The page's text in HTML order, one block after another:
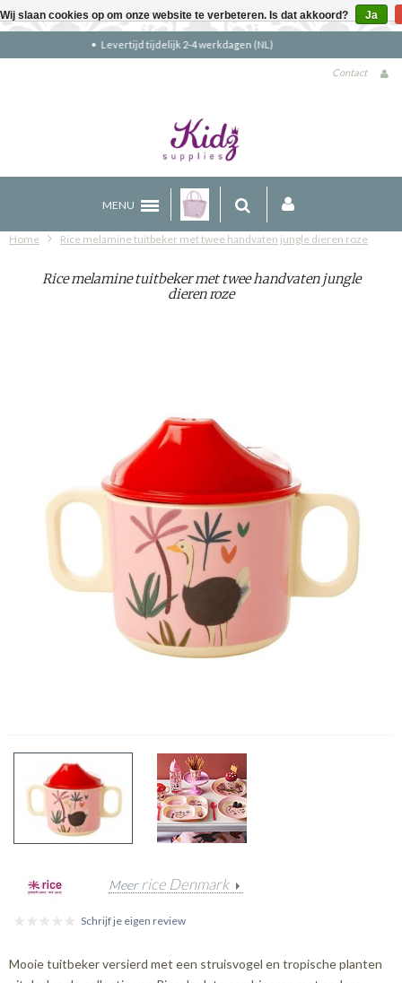
Gratis verzending boven €90 (NL)
Contact
MENU
Home Rice melamine tuitbeker met twee handvaten jungle dieren roze
Rice melamine tuitbeker met twee handvaten jungle
dieren roze
Meerrice Denmark
Schrijf je eigen review
Mooie tuitbeker versierd met een struisvogel en tropische planten
Wij slaan cookies op om onze website te verbeteren. Is dat akkoord? Ja